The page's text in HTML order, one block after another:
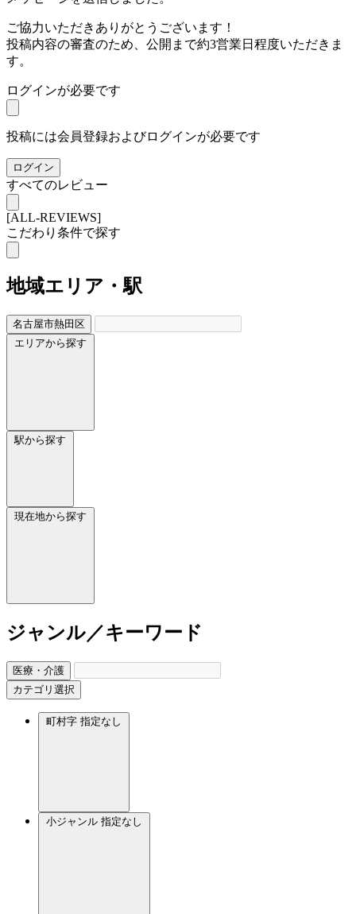
ご協力いただきありがとうございます！
投稿内容の審査のため、公開まで約3営業日程度いただきま
す。
ログインが必要です
投稿には会員登録およびログインが必要です
ログイン
すべてのレビュー
[ALL-REVIEWS]
こだわり条件で探す
地域エリア・駅
名古屋市熱田区
エリアから探す
駅から探す
現在地から探す
ジャンル／キーワード
医療・介護
カテゴリ選択
町村字 指定なし
小ジャンル 指定なし